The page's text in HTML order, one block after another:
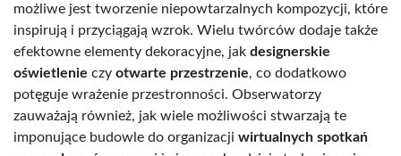
możliwe jest tworzenie niepowtarzalnych kompozycji, które
inspirują i przyciągają wzrok. Wielu twórców dodaje także
efektowne elementy dekoracyjne, jak designerskie
oświetlenie czy otwarte przestrzenie, co dodatkowo
potęguje wrażenie przestronności. Obserwatorzy
zauważają również, jak wiele możliwości stwarzają te
imponujące budowle do organizacji wirtualnych spotkań